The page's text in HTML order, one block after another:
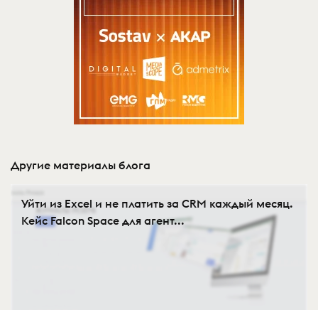
Другие материалы блога
Уйти из Excel и не платить за CRM каждый месяц.
Кейс Falcon Space для агент...